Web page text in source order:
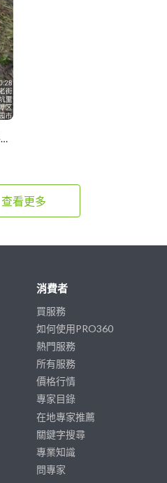
墓園保養樹木修剪割草整理及外牆清潔
查看更多
消費者
買服務
如何使用PRO360
熱門服務
所有服務
價格行情
專家目錄
在地專家推薦
關鍵字搜尋
專業知識
問專家